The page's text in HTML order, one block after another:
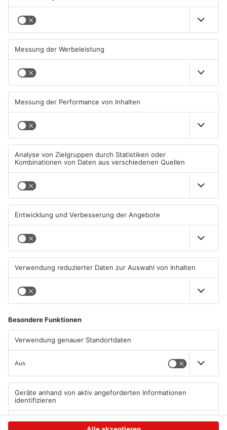
04.08.2026, 06:36 UHR IN
AB: Aktion "Bewegung im
Park" startet
01.08.2026, 08:28 UHR IN
ASCHAFFENBURG
Aschaffenburg bekommt
neuen „Ball der Stadt“